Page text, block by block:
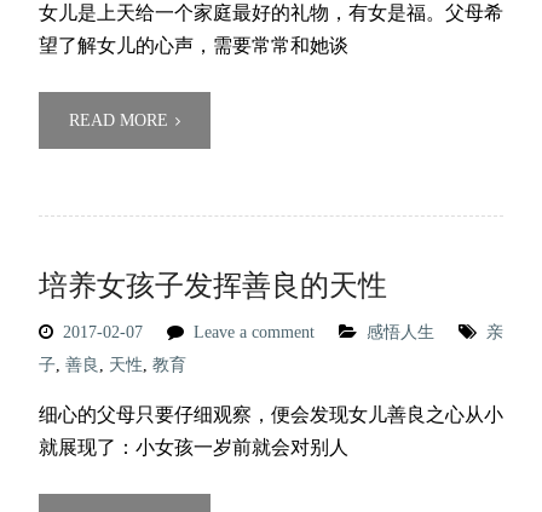
女儿是上天给一个家庭最好的礼物，有女是福。父母希
望了解女儿的心声，需要常常和她谈
READ MORE
培养女孩子发挥善良的天性
2017-02-07 Leave a comment 感悟人生
亲
子, 善良 , 天性, 教育
细心的父母只要仔细观察，便会发现女儿善良之心从小
就展现了：小女孩一岁前就会对别人